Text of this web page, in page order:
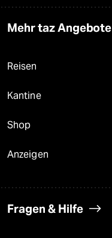
Mehr taz Angebote
Reisen
Kantine
Shop
Anzeigen
Fragen & Hilfe